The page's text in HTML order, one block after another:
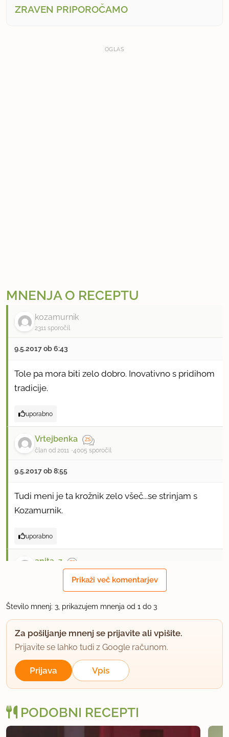
ZRAVEN PRIPOROČAMO
OGLAS
MNENJA O RECEPTU
kozamurnik
2311 sporočil
9.5.2017 ob 6:43
Tole pa mora biti zelo dobro. Inovativno s pridihom
tradicije.
uporabno
Vrtejbenka
član od 2011 4005 sporočil
9.5.2017 ob 8:55
Tudi meni je ta krožnik zelo všeč...se strinjam s
Kozamurnik.
uporabno
anita_z
član od 2013
23.5.2017 ob 14:16
master chef varianta
uporabno
Prikaži več komentarjev
Število mnenj: 3, prikazujem mnenja od 1 do 3
Za pošiljanje mnenj se prijavite ali vpišite.
Prijavite se lahko tudi z Google računom.
Prijava Vpis
PODOBNI RECEPTI